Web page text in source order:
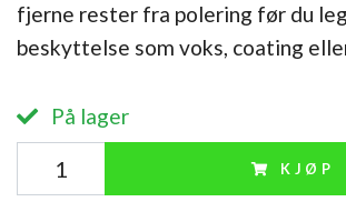
fjerne rester fra polering før du
beskyttelse som voks, coating
På lager
KJØP